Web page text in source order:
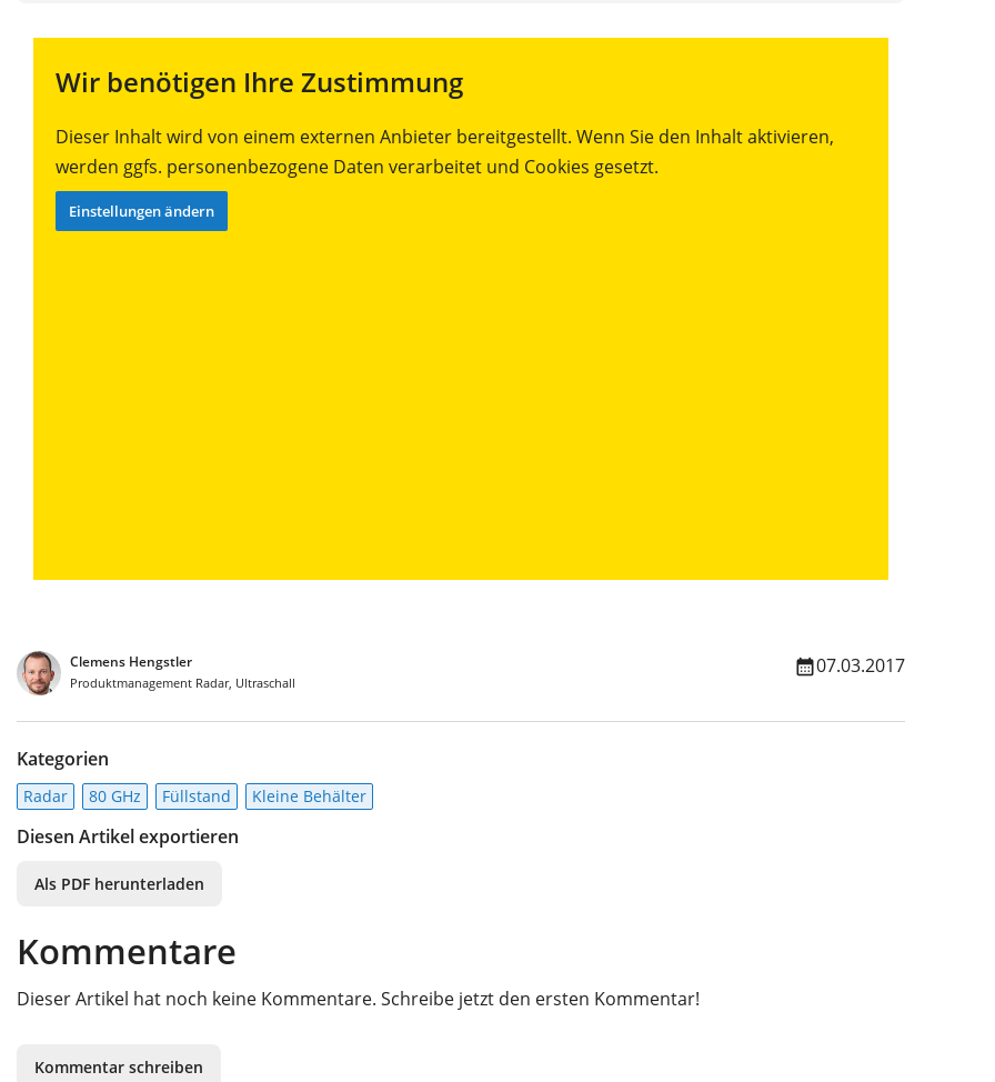
Wir benötigen Ihre Zustimmung
Dieser Inhalt wird von einem externen Anbieter bereitgestellt. Wenn Sie den Inhalt aktivieren,
werden ggfs. personenbezogene Daten verarbeitet und Cookies gesetzt.
Einstellungen ändern
Clemens Hengstler
Produktmanagement Radar, Ultraschall
07.03.2017
Kategorien
Radar 80 GHz Füllstand Kleine Behälter
Diesen Artikel exportieren
Als PDF herunterladen
Kommentare
Dieser Artikel hat noch keine Kommentare. Schreibe jetzt den ersten Kommentar!
Kommentar schreiben